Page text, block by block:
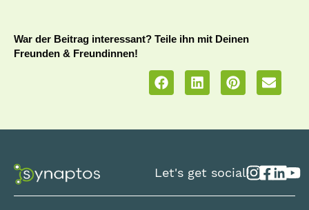
War der Beitrag interessant? Teile ihn mit Deinen
Freunden & Freundinnen!
Let's get social!